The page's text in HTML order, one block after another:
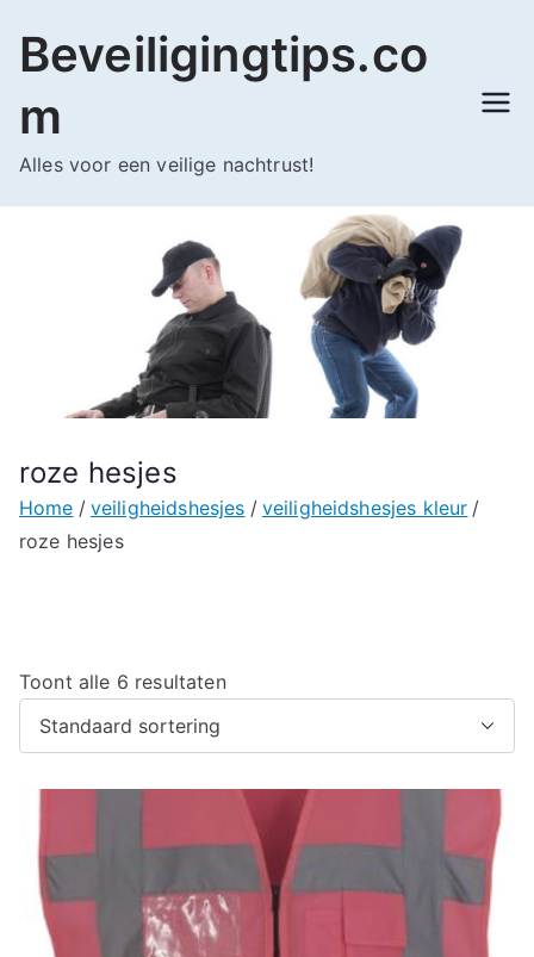
naar
inhoud
Beveiligingtips.co
m
Alles voor een veilige nachtrust!
roze hesjes
Home veiligheidshesjes
veiligheidshesjes kleur
roze hesjes
Toont alle 6 resultaten